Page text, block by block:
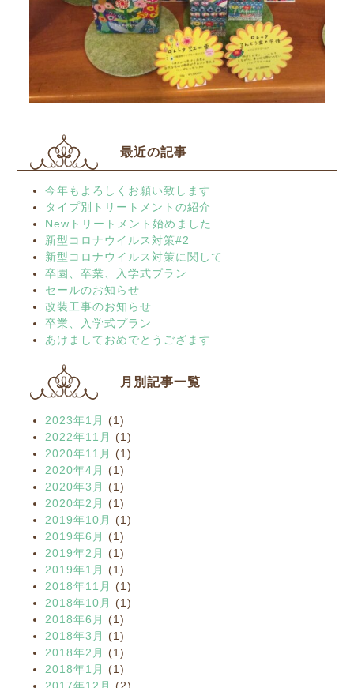
最近の記事
今年もよろしくお願い致します
タイプ別トリートメントの紹介
Newトリートメント始めました
新型コロナウイルス対策#2
新型コロナウイルス対策に関して
卒園、卒業、入学式プラン
セールのお知らせ
改装工事のお知らせ
卒業、入学式プラン
あけましておめでとうござます
月別記事一覧
2023年1月
(1)
2022年11月
(1)
2020年11月
(1)
2020年4月
(1)
2020年3月
(1)
2020年2月
(1)
2019年10月
(1)
2019年6月
(1)
2019年2月
(1)
2019年1月
(1)
2018年11月
(1)
2018年10月
(1)
2018年6月
(1)
2018年3月
(1)
2018年2月
(1)
2018年1月
(1)